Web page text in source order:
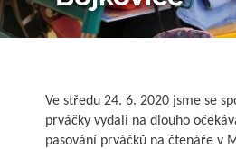
Ve středu 24. 6. 2020 jsme se
prváčky vydali na dlouho
pasování prváčků na čtenáře v